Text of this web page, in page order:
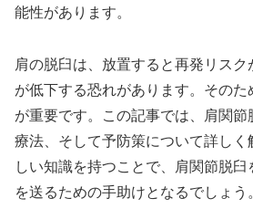
能性があります。
肩の脱臼は、放置すると再発リス
が低下する恐れがあります。その
が重要です。この記事では、肩関
療法、そして予防策について詳しく
しい知識を持つことで、肩関節脱
を送るための手助けとなるでしょう